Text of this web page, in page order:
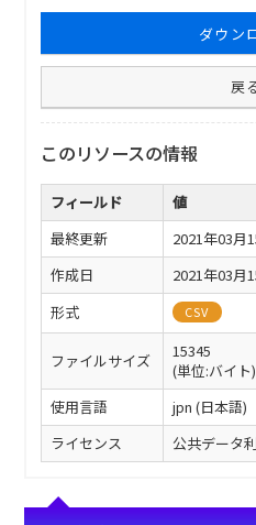
ダウン
戻
このリソースの情報
フィールド
値
最終更新
2021年03月
作成日
2021年03月
形式
CSV
ファイルサイズ
15345
(単位:バイト)
使用言語
jpn (日本語)
ライセンス
公共データ